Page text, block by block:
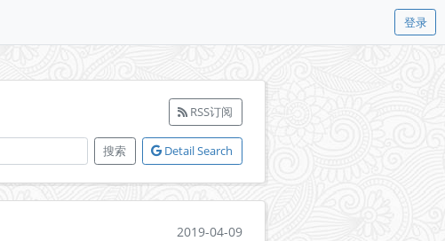
登录
RSS订阅
搜索 Detail Search
2019-04-09